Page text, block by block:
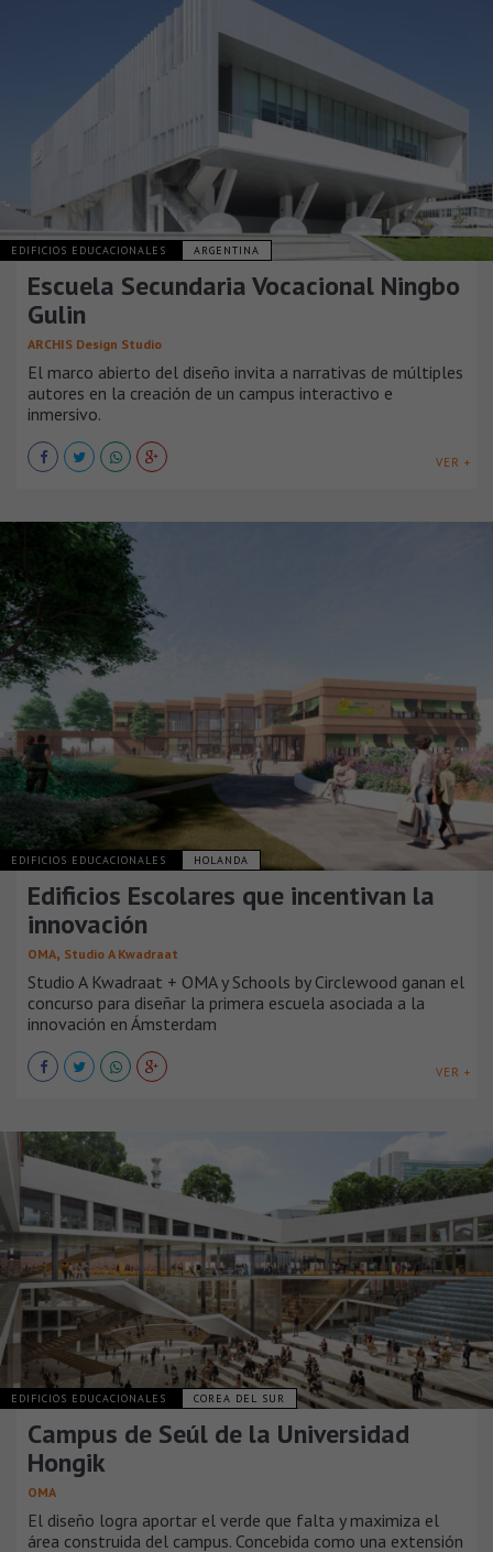
EDIFICIOS EDUCACIONALES ARGENTINA
Escuela Secundaria Vocacional Ningbo
Gulin
ARCHIS Design Studio
El marco abierto del diseño invita a narrativas de múltiples
autores en la creación de un campus interactivo e
inmersivo.
VER +
EDIFICIOS EDUCACIONALES HOLANDA
Edificios Escolares que incentivan la
innovación
OMA, Studio A Kwadraat
Studio A Kwadraat + OMA y Schools by Circlewood ganan el
concurso para diseñar la primera escuela asociada a la
innovación en Ámsterdam
VER +
EDIFICIOS EDUCACIONALES COREA DEL SUR
Campus de Seúl de la Universidad
Hongik
OMA
El diseño logra aportar el verde que falta y maximiza el
área construida del campus. Concebida como una extensión